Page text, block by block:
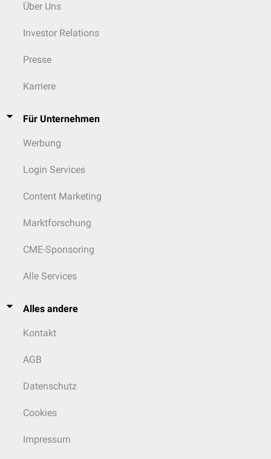
Über Uns
Investor Relations
Presse
Karriere
Für Unternehmen
Werbung
Login Services
Content Marketing
Marktforschung
CME-Sponsoring
Alle Services
Alles andere
Kontakt
AGB
Datenschutz
Cookies
Impressum